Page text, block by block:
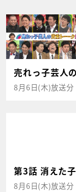
売れっ子芸人
8月6日(木)放送分
第3話 消えた
8月6日(木)放送分